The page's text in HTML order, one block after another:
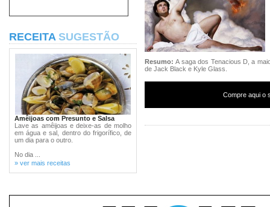
RECEITA SUGESTÃO
Amêijoas com Presunto e Salsa
Lave as amêijoas e deixe-as de molho
em água e sal, dentro do frigorífico, de
um dia para o outro.
No dia ...
» ver mais receitas
Resumo:A saga dos Tenacious D, a
de Jack Black e Kyle Glass.
Compre aqui o